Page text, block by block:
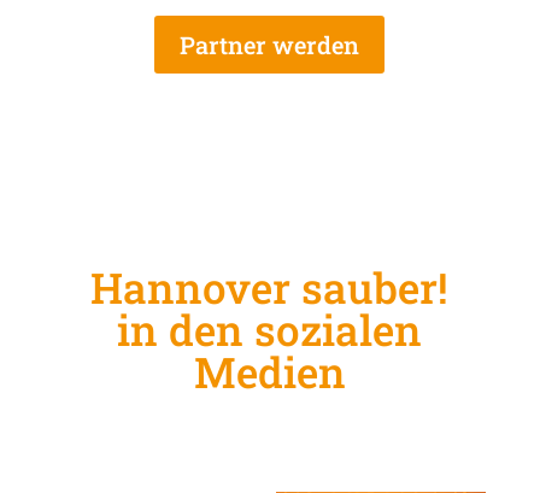
Partner werden
Hannover sauber!
in den sozialen
Medien